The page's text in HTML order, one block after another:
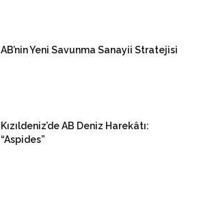
AB’nin Yeni Savunma Sanayii Stratejisi
Kızıldeniz’de AB Deniz Harekâtı:
“Aspides”